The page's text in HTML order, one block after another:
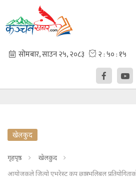
खेलकुद
गृहपृष्ठ
खेलकुद
आयोजकले जित्यो एभरेस्ट कप छात्रा भलिबल